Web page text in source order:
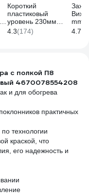
Короткий
пластиковый
уровень 230мм
Gigant GW230
4.3(174)
73/
4.7
с полкой П8
4670078554208
и для обогрева
практичных
технологии
краской, что
его надежность и